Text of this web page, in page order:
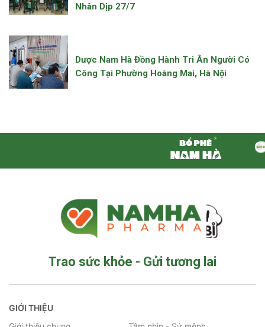
Nhân Dịp 27/7
Dược Nam Hà Đồng Hành Tri Ân Người Có
Công Tại Phường Hoàng Mai, Hà Nội
Trao sức khỏe - Gửi tương lai
GIỚI THIỆU